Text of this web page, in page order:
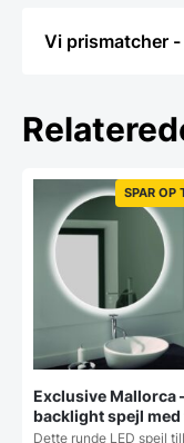
Vi prismatcher -
SPAR OP
Exclusive Mallorca
backlight spejl
og antidug – flere
Dette runde LED spejl